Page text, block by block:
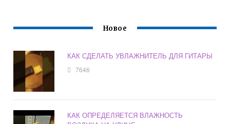
Новое
КАК СДЕЛАТЬ УВЛАЖНИТЕЛЬ ДЛЯ ГИТАРЫ
7646
КАК ОПРЕДЕЛЯЕТСЯ ВЛАЖНОСТЬ